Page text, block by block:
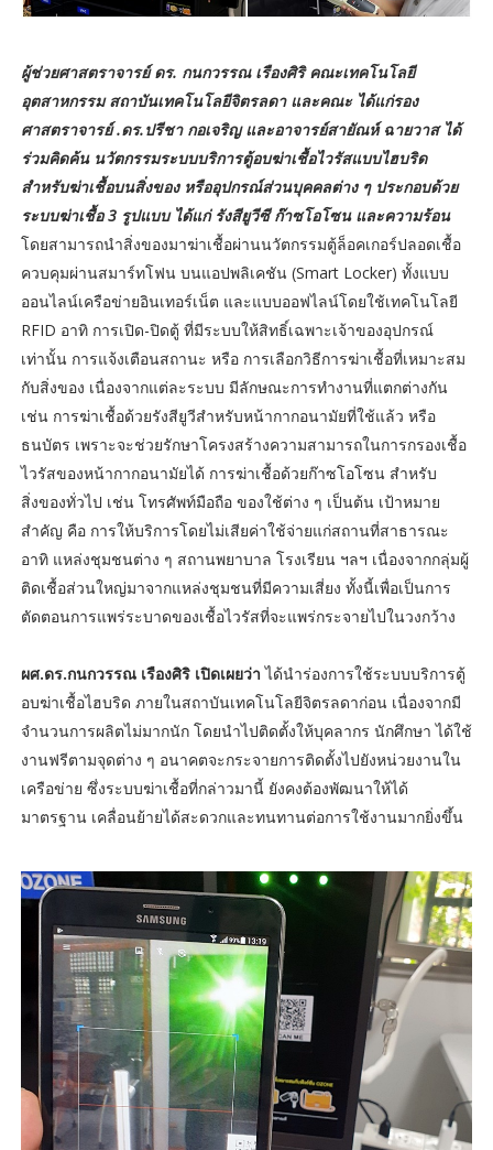
ผู้ช่วยศาสตราจารย์ ดร. กนกวรรณ เรืองศิริ คณะเทคโนโลยี
อุตสาหกรรม สถาบันเทคโนโลยีจิตรลดา และคณะ ได้แก่รอง
ศาสตราจารย์ .ดร.ปรีชา กอเจริญ และอาจารย์สายัณห์ ฉายวาส ได้
ร่วมคิดค้น นวัตกรรมระบบบริการตู้อบฆ่าเชื้อไวรัสแบบไฮบริด
สำหรับฆ่าเชื้อบนสิ่งของ หรืออุปกรณ์ส่วนบุคคลต่าง ๆ ประกอบด้วย
ระบบฆ่าเชื้อ 3 รูปแบบ ได้แก่ รังสียูวีซี ก๊าซโอโซน และความร้อน
โดยสามารถนำสิ่งของมาฆ่าเชื้อผ่านนวัตกรรมตู้ล็อคเกอร์ปลอดเชื้อ
ควบคุมผ่านสมาร์ทโฟน บนแอปพลิเคชัน (Smart Locker) ทั้งแบบ
ออนไลน์เครือข่ายอินเทอร์เน็ต และแบบออฟไลน์โดยใช้เทคโนโลยี
RFID อาทิ การเปิด-ปิดตู้ ที่มีระบบให้สิทธิ์เฉพาะเจ้าของอุปกรณ์
เท่านั้น การแจ้งเตือนสถานะ หรือ การเลือกวิธีการฆ่าเชื้อที่เหมาะสม
กับสิ่งของ เนื่องจากแต่ละระบบ มีลักษณะการทำงานที่แตกต่างกัน
เช่น การฆ่าเชื้อด้วยรังสียูวีสำหรับหน้ากากอนามัยที่ใช้แล้ว หรือ
ธนบัตร เพราะจะช่วยรักษาโครงสร้างความสามารถในการกรองเชื้อ
ไวรัสของหน้ากากอนามัยได้ การฆ่าเชื้อด้วยก๊าซโอโซน สำหรับ
สิ่งของทั่วไป เช่น โทรศัพท์มือถือ ของใช้ต่าง ๆ เป็นต้น เป้าหมาย
สำคัญ คือ การให้บริการโดยไม่เสียค่าใช้จ่ายแก่สถานที่สาธารณะ
อาทิ แหล่งชุมชนต่าง ๆ สถานพยาบาล โรงเรียน ฯลฯ เนื่องจากกลุ่มผู้
ติดเชื้อส่วนใหญ่มาจากแหล่งชุมชนที่มีความเสี่ยง ทั้งนี้เพื่อเป็นการ
ตัดตอนการแพร่ระบาดของเชื้อไวรัสที่จะแพร่กระจายไปในวงกว้าง
ผศ.ดร.กนกวรรณ เรืองศิริ เปิดเผยว่า ได้นำร่องการใช้ระบบบริการตู้
อบฆ่าเชื้อไฮบริด ภายในสถาบันเทคโนโลยีจิตรลดาก่อน เนื่องจากมี
จำนวนการผลิตไม่มากนัก โดยนำไปติดตั้งให้บุคลากร นักศึกษา ได้ใช้
งานฟรีตามจุดต่าง ๆ อนาคตจะกระจายการติดตั้งไปยังหน่วยงานใน
เครือข่าย ซึ่งระบบฆ่าเชื้อที่กล่าวมานี้ ยังคงต้องพัฒนาให้ได้
มาตรฐาน เคลื่อนย้ายได้สะดวกและทนทานต่อการใช้งานมากยิ่งขึ้น